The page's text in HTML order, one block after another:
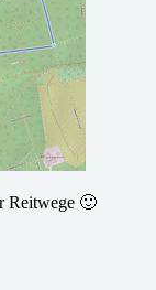
Reitwege 🙂